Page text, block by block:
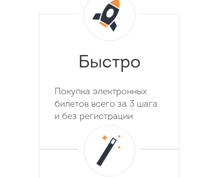
Быстро
Покупка электронных
билетов всего за 3 шага
и без регистрации